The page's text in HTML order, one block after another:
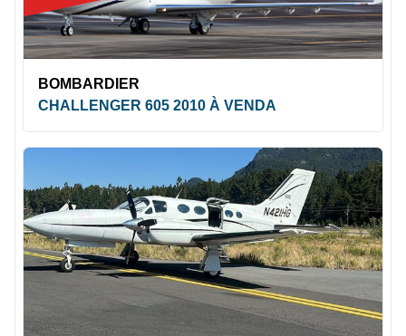
BOMBARDIER
CHALLENGER 605 2010 À VENDA